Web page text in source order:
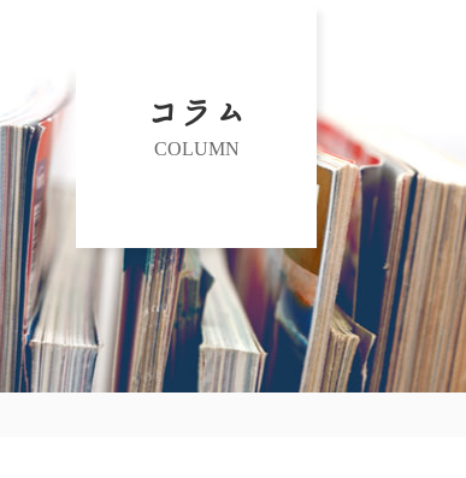
コラム
COLUMN